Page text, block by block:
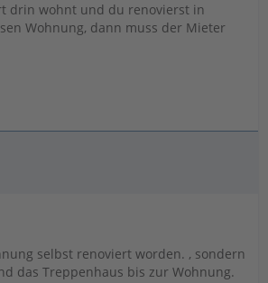
drin wohnt und du renovierst in
Wohnung, dann muss der Mieter
selbst renoviert worden. , sondern
das Treppenhaus bis zur Wohnung.